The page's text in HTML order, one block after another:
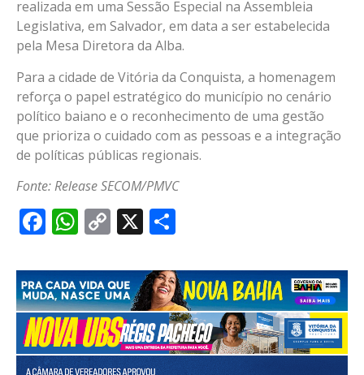
realizada em uma Sessão Especial na Assembleia
Legislativa, em Salvador, em data a ser estabelecida
pela Mesa Diretora da Alba.
Para a cidade de Vitória da Conquista, a homenagem
reforça o papel estratégico do município no cenário
político baiano e o reconhecimento de uma gestão
que prioriza o cuidado com as pessoas e a integração
de políticas públicas regionais.
Fonte: Release SECOM/PMVC
Facebook
WhatsApp
Copy
X